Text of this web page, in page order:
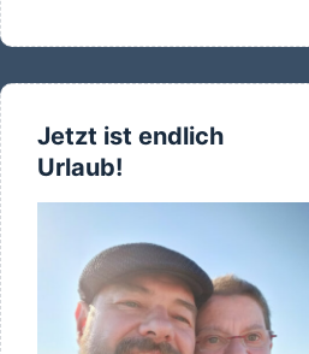
Jetzt ist endlich
Urlaub!